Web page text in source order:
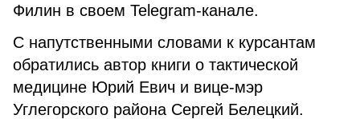
Филин в своем Telegram-канале.
С напутственными словами к курсантам
обратились автор книги о тактической
медицине Юрий Евич и вице-мэр
Углегорского района Сергей Белецкий.